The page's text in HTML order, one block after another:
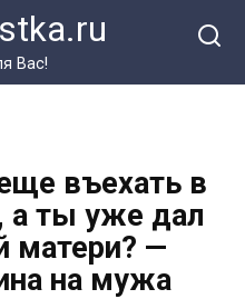
Вас!
въехать в
а ты уже дал
матери? —
на мужа